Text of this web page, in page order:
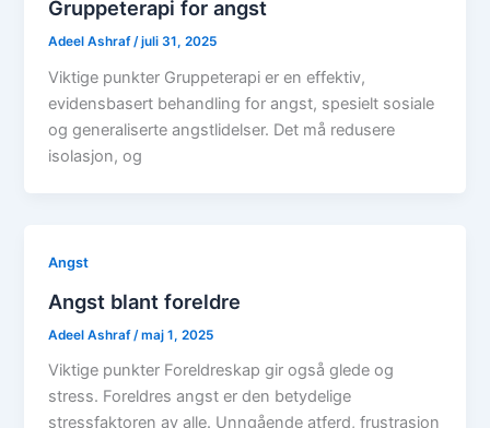
Gruppeterapi for angst
Adeel Ashraf/juli 31, 2025
Viktige punkter Gruppeterapi er en effektiv,
evidensbasert behandling for angst, spesielt sosiale
og generaliserte angstlidelser. Det må redusere
isolasjon, og
Angst
Angst blant foreldre
Adeel Ashraf /maj 1, 2025
Viktige punkter Foreldreskap gir også glede og
stress. Foreldres angst er den betydelige
stressfaktoren av alle. Unngående atferd, frustrasjon